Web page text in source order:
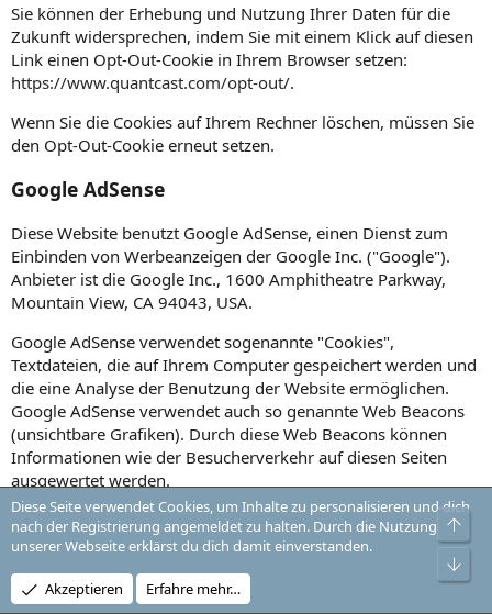
Sie können der Erhebung und Nutzung Ihrer Daten für die
Zukunft widersprechen, indem Sie mit einem Klick auf diesen
Link einen Opt-Out-Cookie in Ihrem Browser setzen:
https://www.quantcast.com/opt-out/.
Wenn Sie die Cookies auf Ihrem Rechner löschen, müssen Sie
den Opt-Out-Cookie erneut setzen.
Google AdSense
Diese Website benutzt Google AdSense, einen Dienst zum
Einbinden von Werbeanzeigen der Google Inc. ("Google").
Anbieter ist die Google Inc., 1600 Amphitheatre Parkway,
Mountain View, CA 94043, USA.
Google AdSense verwendet sogenannte "Cookies",
Textdateien, die auf Ihrem Computer gespeichert werden und
die eine Analyse der Benutzung der Website ermöglichen.
Google AdSense verwendet auch so genannte Web Beacons
(unsichtbare Grafiken). Durch diese Web Beacons können
Informationen wie der Besucherverkehr auf diesen Seiten
ausgewertet werden.
Die durch Cookies und Web Beacons erzeugten
Informationen über die Benutzung dieser Website
Werbeformaten werden an einen Server von Google in den
Diese Seite verwendet Cookies, um Inhalte zu personalisieren und dich
nach der Registrierung angemeldet zu halten. Durch die Nutzung
unserer Webseite erklärst du dich damit einverstanden.
Akzeptieren Erfahre mehr…